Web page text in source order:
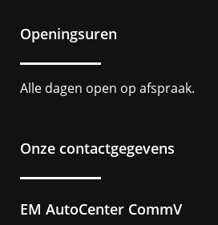
Openingsuren
Alle dagen open op afspraak.
Onze contactgegevens
EM AutoCenter CommV